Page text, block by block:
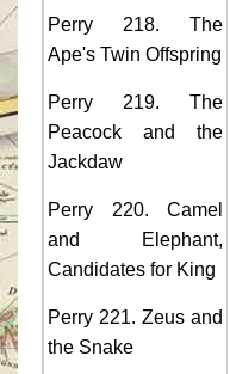
Perry 218. The
Ape's Twin Offspring
Perry 219. The
Peacock and the
Jackdaw
Perry 220. Camel
and Elephant,
Candidates for King
Perry 221. Zeus and
the Snake